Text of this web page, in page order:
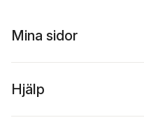
Mina sidor
Hjälp